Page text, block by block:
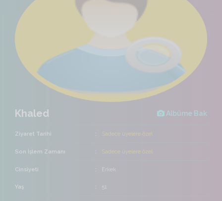
Khaled Albüme Bak
Ziyaret Tarihi Sadece üyelere özel
Son İşlem Zamanı Sadece üyelere özel
Cinsiyeti Erkek
Yaş 51